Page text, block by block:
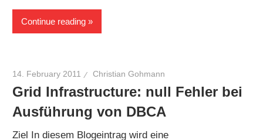
Continue reading
14. February 2011 Christian Gohmann
Grid Infrastructure: null Fehler bei
Ausführung von DBCA
Ziel In diesem Blogeintrag wird eine